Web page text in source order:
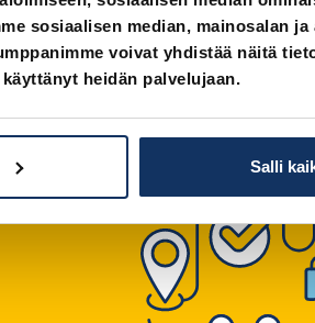
sosiaalisen median, mainosalan
voivat yhdistää näitä
heidän palvelujaan.
Salli